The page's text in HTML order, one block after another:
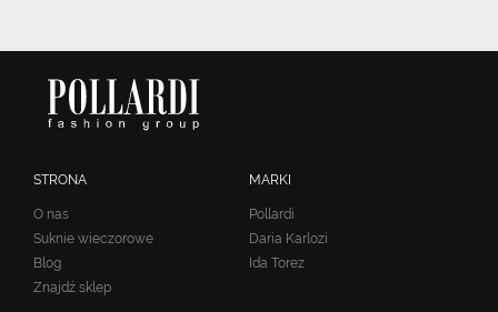
STRONA
O nas
Suknie wieczorowe
Blog
Znajdź sklep
MARKI
Pollardi
Daria Karlozi
Ida Torez